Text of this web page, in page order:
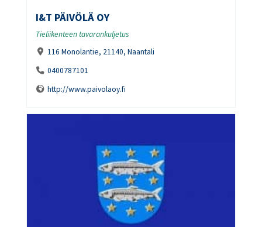
I&T PÄIVÖLÄ OY
Tieliikenteen tavarankuljetus
116 Monolantie, 21140, Naantali
0400787101
http://www.paivolaoy.fi